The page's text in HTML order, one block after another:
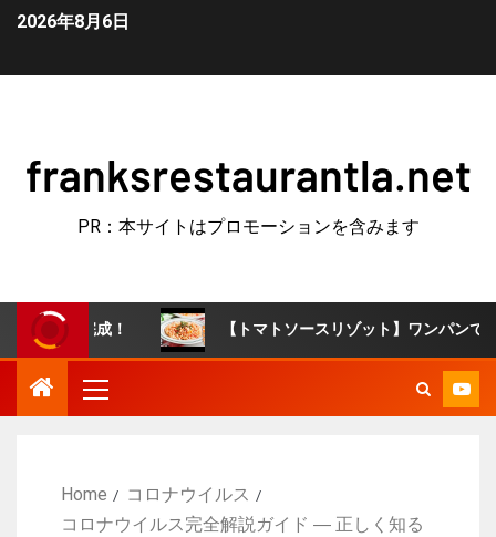
2026年8月6日
franksrestaurantla.net
PR：本サイトはプロモーションを含みます
【トマトソースリゾット】ワンパンで完成！冷やご
Home
コロナウイルス
コロナウイルス完全解説ガイド ― 正しく知る